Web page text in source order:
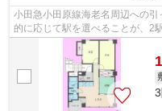
小田急小田原線海老名周辺への
的に応じて駅を選べることが、2
ちらの物件は駐車場に空きがある